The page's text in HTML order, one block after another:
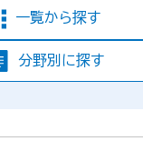
一覧から探す
分野別に探す
見つか